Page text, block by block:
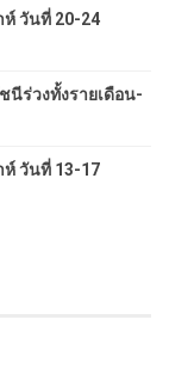
ห์ วันที่ 20-24
นีร่วงทั้งรายเดือน-
ห์ วันที่ 13-17